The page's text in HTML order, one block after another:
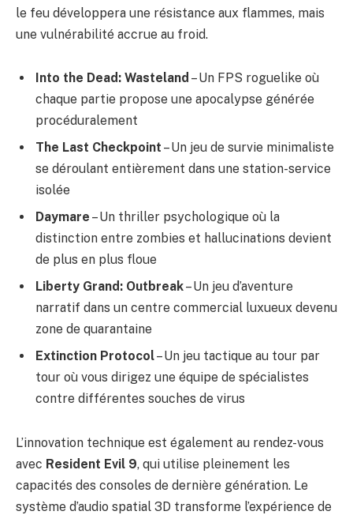
le feu développera une résistance aux flammes, mais
une vulnérabilité accrue au froid.
Into the Dead: Wasteland – Un FPS roguelike où
chaque partie propose une apocalypse générée
procéduralement
The Last Checkpoint – Un jeu de survie minimaliste
se déroulant entièrement dans une station-service
isolée
Daymare – Un thriller psychologique où la
distinction entre zombies et hallucinations devient
de plus en plus floue
Liberty Grand: Outbreak– Un jeu d’aventure
narratif dans un centre commercial luxueux devenu
zone de quarantaine
Extinction Protocol– Un jeu tactique au tour par
tour où vous dirigez une équipe de spécialistes
contre différentes souches de virus
L’innovation technique est également au rendez-vous
avec Resident Evil 9, qui utilise pleinement les
capacités des consoles de dernière génération. Le
système d’audio spatial 3D transforme l’expérience de